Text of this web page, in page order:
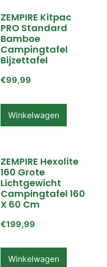
ZEMPIRE Kitpac
PRO Standard
Bamboe
Campingtafel
Bijzettafel
€99,99
Winkelwagen
ZEMPIRE Hexolite
160 Grote
Lichtgewicht
Campingtafel 160
X 60 Cm
€199,99
Winkelwagen